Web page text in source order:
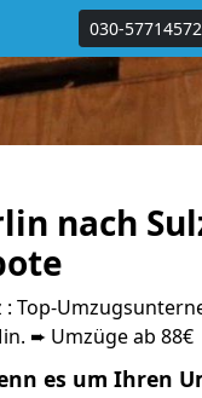
030-57714572
nach
Top-
➨ Umzüge ab 88€
es um Ihren